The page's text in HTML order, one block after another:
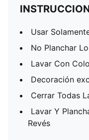
Usar
No Planchar
Lavar Con
Decoración
Cerrar Todas
Lavar Y
Revés